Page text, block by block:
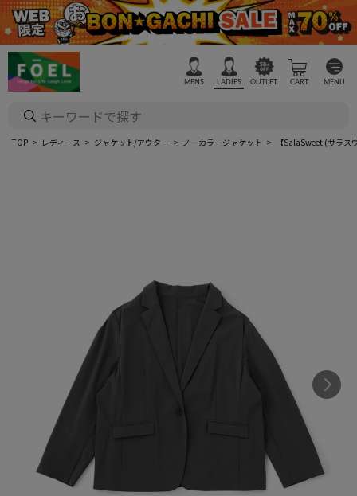
MENS LADIES OUTLET CART MENU
TOP レディース ジャケット/アウター ノーカラージャケット 【SalaSweet (サラ